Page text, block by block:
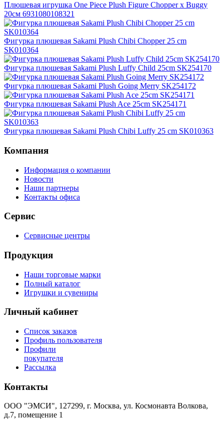
Плюшевая игрушка One Piece Plush Figure Chopper x Buggy
20см 6931080108321
Фигурка плюшевая Sakami Plush Chibi Chopper 25 cm
SK010364
Фигурка плюшевая Sakami Plush Luffy Child 25cm SK254170
Фигурка плюшевая Sakami Plush Going Merry SK254172
Фигурка плюшевая Sakami Plush Ace 25cm SK254171
Фигурка плюшевая Sakami Plush Chibi Luffy 25 cm SK010363
Компания
Информация о компании
Новости
Наши партнеры
Контакты офиса
Сервис
Сервисные центры
Продукция
Наши торговые марки
Полный каталог
Игрушки и сувениры
Личный кабинет
Список заказов
Профиль пользователя
Профили
покупателя
Рассылка
Контакты
ООО "ЭМСИ", 127299, г. Москва, ул. Космонавта Волкова,
д.7, помещение 1